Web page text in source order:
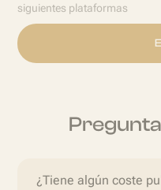
siguientes plataformas
¿Tiene algún coste